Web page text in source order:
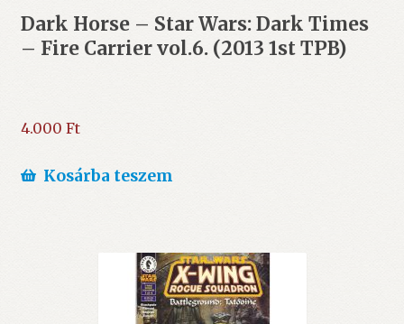
Dark Horse – Star Wars: Dark Times
– Fire Carrier vol.6. (2013 1st TPB)
4.000 Ft
Kosárba teszem